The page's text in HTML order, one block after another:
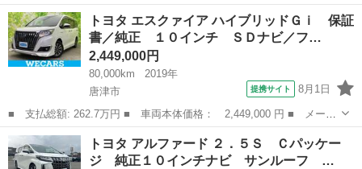
名： トヨタ ■ 車種名： ピクシススペース ■ グレード名：
Ｌ ドライブレコーダー ＥＴＣ バックカメラ スマートキー ア
イドリングストップ...
佐賀 佐賀市 その他
トヨタ エスクァイア ハイブリッドＧｉ 保証
書／純正 １０インチ ＳＤナビ／フ…
2,449,000円
80,000km
2019年
唐津市
提携サイト 8月1日
■ 支払総額: 262.7万円 ■ 車両本体価格： 2,449,000 円 ■ メーカ
ー名： トヨタ ■ 車種名： エスクァイア ■ グレード名： ハイ
ブリッドＧｉ 保証書／純正 １０インチ ＳＤナビ／フリップダウ
ンモニタ...
佐賀 唐津市 トヨタ
トヨタ アルファード ２．５Ｓ Ｃパッケー
ジ 純正１０インチナビ サンルーフ …